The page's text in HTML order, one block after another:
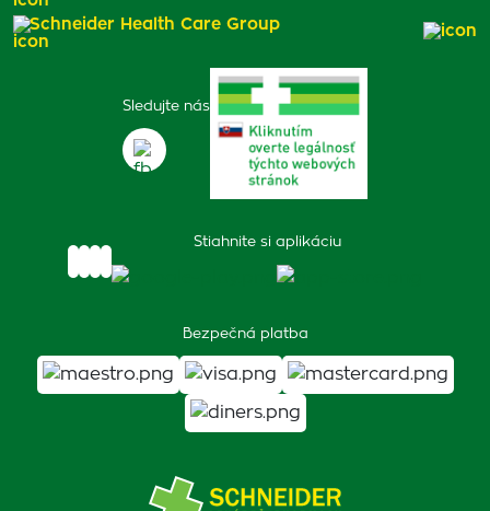
Sledujte nás
Stiahnite si aplikáciu
Bezpečná platba
Schneider Health Care Group